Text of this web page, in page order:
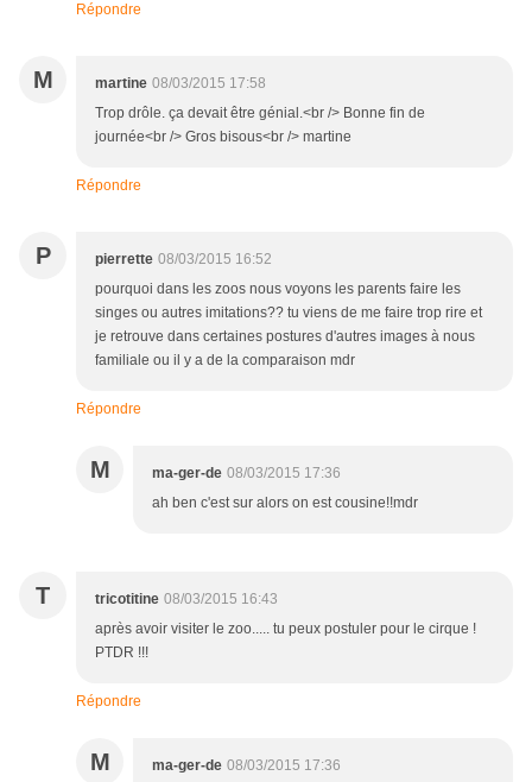
Répondre
M martine 08/03/2015 17:58
Trop drôle. ça devait être génial.<br /> Bonne fin de
journée<br /> Gros bisous<br /> martine
Répondre
P pierrette 08/03/2015 16:52
pourquoi dans les zoos nous voyons les parents faire les
singes ou autres imitations?? tu viens de me faire trop rire et
je retrouve dans certaines postures d'autres images à nous
familiale ou il y a de la comparaison mdr
Répondre
M ma-ger-de 08/03/2015 17:36
ah ben c'est sur alors on est cousine!!mdr
T tricotitine 08/03/2015 16:43
après avoir visiter le zoo..... tu peux postuler pour le cirque !
PTDR !!!
Répondre
M ma-ger-de 08/03/2015 17:36